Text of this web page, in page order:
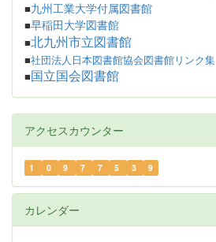
■九州工業大学付属図書館
■早稲田大学図書館
■北九州市立図書館
■社団法人日本図書館協会図書館リンク集
■ 国立国会図書館
アクセスカウンター
1 0 9 7 7 5 3 9
カレンダー